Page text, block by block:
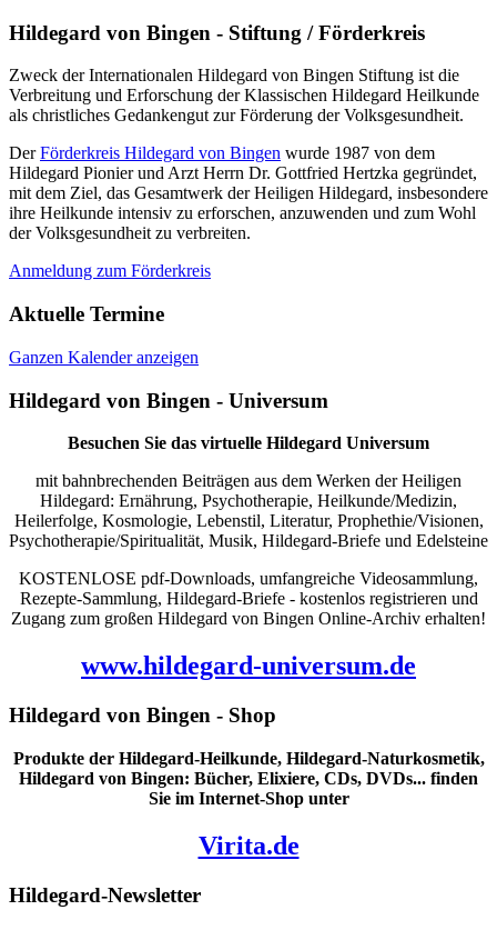
Hildegard von Bingen - Stiftung / Förderkreis
Zweck der Internationalen Hildegard von Bingen Stiftung ist die
Verbreitung und Erforschung der Klassischen Hildegard Heilkunde
als christliches Gedankengut zur Förderung der Volksgesundheit.
DerFörderkreis Hildegard von Bingen wurde 1987 von dem
Hildegard Pionier und Arzt Herrn Dr. Gottfried Hertzka gegründet,
mit dem Ziel, das Gesamtwerk der Heiligen Hildegard, insbesondere
ihre Heilkunde intensiv zu erforschen, anzuwenden und zum Wohl
der Volksgesundheit zu verbreiten.
Anmeldung zum Förderkreis
Aktuelle Termine
Ganzen Kalender anzeigen
Hildegard von Bingen - Universum
Besuchen Sie das virtuelle Hildegard Universum
mit bahnbrechenden Beiträgen aus dem Werken der Heiligen
Hildegard: Ernährung, Psychotherapie, Heilkunde/Medizin,
Heilerfolge, Kosmologie, Lebenstil, Literatur, Prophethie/Visionen,
Psychotherapie/Spiritualität, Musik, Hildegard-Briefe und Edelsteine
KOSTENLOSE pdf-Downloads, umfangreiche Videosammlung,
Rezepte-Sammlung, Hildegard-Briefe - kostenlos registrieren und
Zugang zum großen Hildegard von Bingen Online-Archiv erhalten!
www.hildegard-universum.de
Hildegard von Bingen - Shop
Produkte der Hildegard-Heilkunde, Hildegard-Naturkosmetik,
Hildegard von Bingen: Bücher, Elixiere, CDs, DVDs... finden
Sie im Internet-Shop unter
Virita.de
Hildegard-Newsletter